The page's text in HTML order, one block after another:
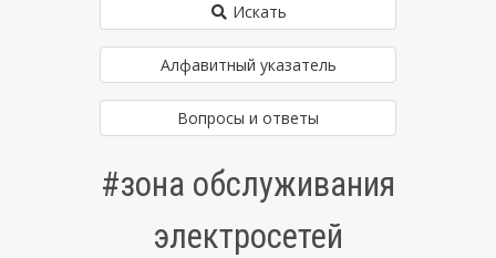
Искать
Алфавитный указатель
Вопросы и ответы
#зона обслуживания
электросетей